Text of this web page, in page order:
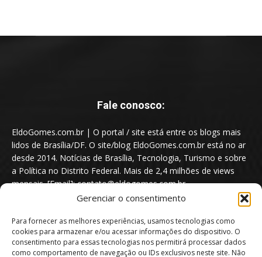
Gerenciar o consentimento
Para fornecer as melhores experiências, usamos tecnologias como
cookies para armazenar e/ou acessar informações do dispositivo. O
consentimento para essas tecnologias nos permitirá processar dados
como comportamento de navegação ou IDs exclusivos neste site. Não
Fale conosco:
EldoGomes.com.br | O portal / site está entre os blogs mais
lidos de Brasília/DF. O site/blog EldoGomes.com.br está no ar
desde 2014. Notícias de Brasília, Tecnologia, Turismo e sobre
a Política no Distrito Federal. Mais de 2,4 milhões de views
mensais. [Email]: contato@eldogomes.com.br